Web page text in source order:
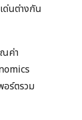
ด่นต่างกัน
ณค่า
อร์ตรวม